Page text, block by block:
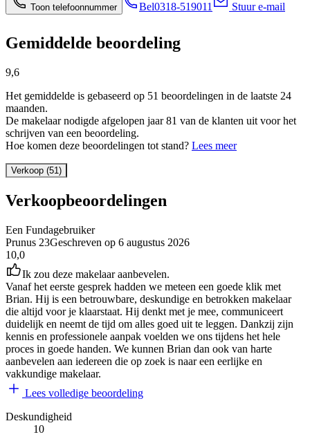
Toon telefoonnummer Bel0318-519011 Stuur e-mail
Gemiddelde beoordeling
9,6
Het gemiddelde is gebaseerd op 51 beoordelingen in de laatste 24
maanden.
De makelaar nodigde afgelopen jaar 81 van de klanten uit voor het
schrijven van een beoordeling.
Hoe komen deze beoordelingen tot stand? Lees meer
Verkoop (51)
Verkoopbeoordelingen
Een Fundagebruiker
Prunus 23Geschreven op 6 augustus 2026
10,0
Ik zou deze makelaar aanbevelen.
Vanaf het eerste gesprek hadden we meteen een goede klik met
Brian. Hij is een betrouwbare, deskundige en betrokken makelaar
die altijd voor je klaarstaat. Hij denkt met je mee, communiceert
duidelijk en neemt de tijd om alles goed uit te leggen. Dankzij zijn
kennis en professionele aanpak voelden we ons tijdens het hele
proces in goede handen. We kunnen Brian dan ook van harte
aanbevelen aan iedereen die op zoek is naar een eerlijke en
vakkundige makelaar.
Lees volledige beoordeling
Deskundigheid
10